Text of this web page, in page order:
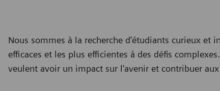
Nous sommes à la recherche d’étudiants curieux
efficaces et les plus efficientes à des défis
veulent avoir un impact sur l’avenir et contribuer